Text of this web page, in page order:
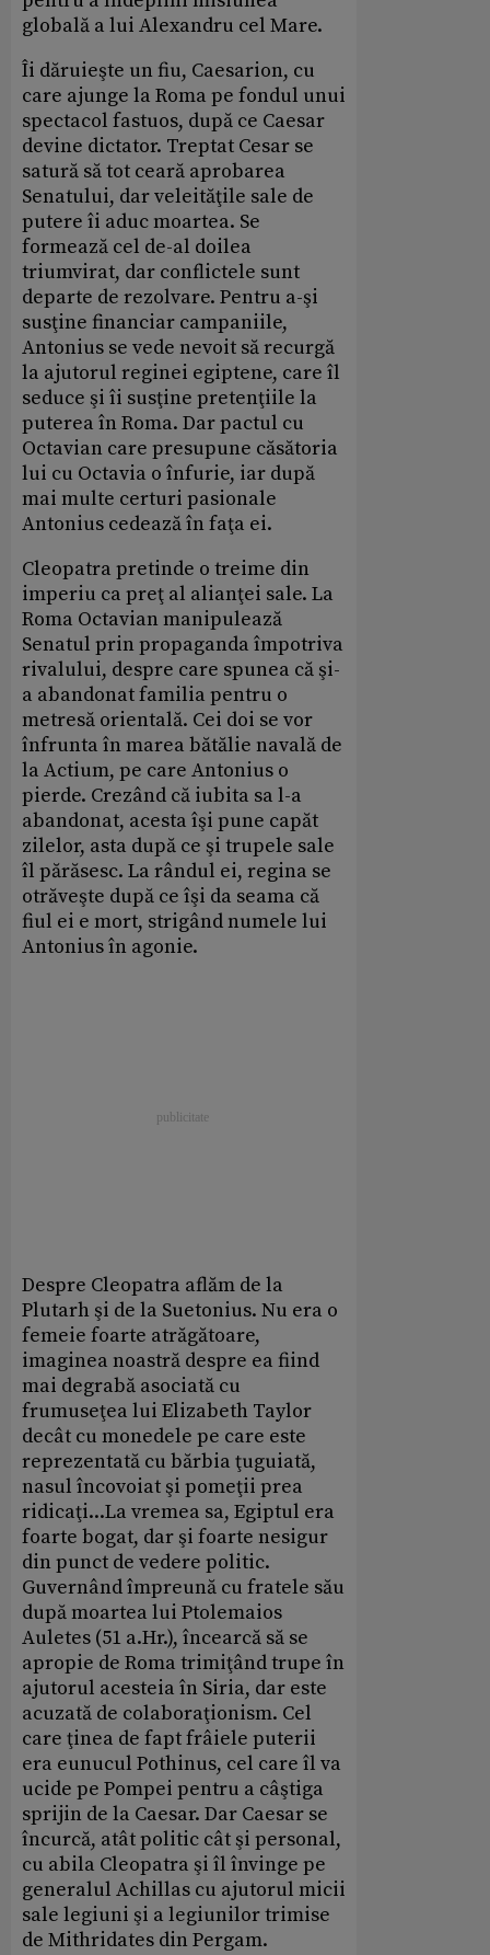
globală a lui Alexandru cel Mare.
Îi dăruieşte un fiu, Caesarion, cu
care ajunge la Roma pe fondul unui
spectacol fastuos, după ce Caesar
devine dictator. Treptat Cesar se
satură să tot ceară aprobarea
Senatului, dar veleităţile sale de
putere îi aduc moartea. Se
formează cel de-al doilea
triumvirat, dar conflictele sunt
departe de rezolvare. Pentru a-şi
susţine financiar campaniile,
Antonius se vede nevoit să recurgă
la ajutorul reginei egiptene, care îl
seduce şi îi susţine pretenţiile la
puterea în Roma. Dar pactul cu
Octavian care presupune căsătoria
lui cu Octavia o înfurie, iar după
mai multe certuri pasionale
Antonius cedează în faţa ei.
Cleopatra pretinde o treime din
imperiu ca preţ al alianţei sale. La
Roma Octavian manipulează
Senatul prin propaganda împotriva
rivalului, despre care spunea că şi-
a abandonat familia pentru o
metresă orientală. Cei doi se vor
înfrunta în marea bătălie navală de
la Actium, pe care Antonius o
pierde. Crezând că iubita sa l-a
abandonat, acesta îşi pune capăt
zilelor, asta după ce şi trupele sale
îl părăsesc. La rândul ei, regina se
otrăveşte după ce îşi da seama că
fiul ei e mort, strigând numele lui
Antonius în agonie.
Despre Cleopatra aflăm de la
Plutarh şi de la Suetonius. Nu era o
femeie foarte atrăgătoare,
imaginea noastră despre ea fiind
mai degrabă asociată cu
frumuseţea lui Elizabeth Taylor
decât cu monedele pe care este
reprezentată cu bărbia ţuguiată,
nasul încovoiat şi pomeţii prea
ridicaţi...La vremea sa, Egiptul era
foarte bogat, dar şi foarte nesigur
din punct de vedere politic.
Guvernând împreună cu fratele său
după moartea lui Ptolemaios
Auletes (51 a.Hr.), încearcă să se
apropie de Roma trimiţând trupe în
ajutorul acesteia în Siria, dar este
acuzată de colaboraţionism. Cel
care ţinea de fapt frâiele puterii
era eunucul Pothinus, cel care îl va
ucide pe Pompei pentru a câştiga
sprijin de la Caesar. Dar Caesar se
încurcă, atât politic cât şi personal,
cu abila Cleopatra şi îl învinge pe
generalul Achillas cu ajutorul micii
sale legiuni şi a legiunilor trimise
de Mithridates din Pergam.